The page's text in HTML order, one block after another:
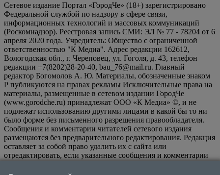
Сетевое издание Портал «ГородЧе» (18+) зарегистрировано
Федеральной службой по надзору в сфере связи,
информационных технологий и массовых коммуникаций
(Роскомнадзор). Реестровая запись СМИ: ЭЛ № 77 - 78204 от 6
апреля 2020 года. Учредитель: Общество с ограниченной
ответственностью "К Медиа". Адрес редакции 162612,
Вологодская обл., г. Череповец, ул. Гоголя, д. 43, телефон
редакции +7(8202)28-20-40, bau_76@mail.ru. Главный
редактор Богомолов А. Ю. Материалы, обозначенные знаком
Р публикуются на правах рекламы Исключительные права на
материалы, размещенные в сетевом издании ГородЧе
(www.gorodche.ru) принадлежат ООО «К Медиа» ©, и не
подлежат использованию другими лицами в какой бы то ни
было форме без письменного разрешения правообладателя.
Сообщения и комментарии читателей сетевого издания
размещаются без предварительного редактирования. Редакция
оставляет за собой право удалить их с сайта или
отредактировать, если указанные сообщения и комментарии
или нарушением иных требований закона.